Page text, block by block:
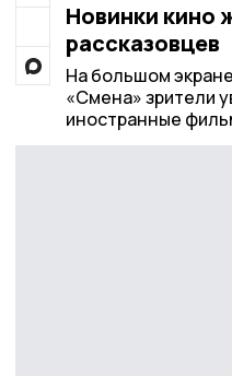
Новинки кино
рассказовцев
На большом
«Смена» зрители
иностранные